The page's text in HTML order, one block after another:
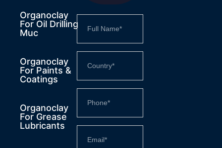
Organoclay
For Oil Drilling
Muc
Organoclay
For Paints &
Coatings
Organoclay
For Grease
Lubricants